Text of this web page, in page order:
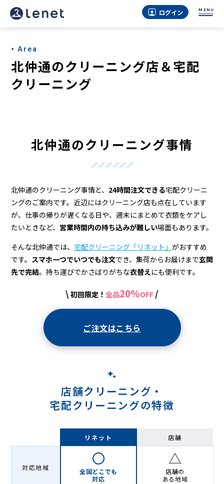
北
通
の
ク
店
＆
宅
配
ク
リ
ログイン MENU
Area
北仲通のクリーニング店＆宅配
クリーニング
北仲通のクリーニング事情
北仲通のクリーニング事情と、 24時間注文できる宅配クリーニ
ングのご案内です。近辺にはクリーニング店も点在しています
が、仕事の帰りが遅くなる日や、週末にまとめて衣類をケアし
たいときなど、 営業時間内の持ち込みが難しい場面もあります。
そんな北仲通では、 宅配クリーニング「リネット」 がおすすめ
です。 スマホ一つでいつでも注文でき、集荷からお届けまで玄関
先で完結。持ち運びでかさばりがちな衣替えにも便利です。
\ 初回限定！ 全品20%OFF /
ご注文はこちら
店舗クリーニング・
宅配クリーニングの特徴
リネット 店舗
対応地域
全国どこでも
対応
店舗の
ある地域